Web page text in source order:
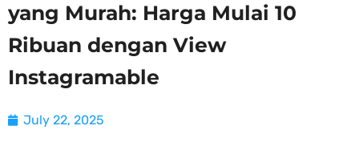
yang Murah: Harga Mulai 10
Ribuan dengan View
Instagramable
July 22, 2025